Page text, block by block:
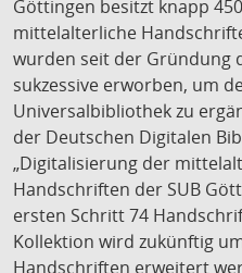
Göttingen besitzt knapp
mittelalterliche
wurden seit der Gründung
sukzessive erworben, um
Universalbibliothek zu
der Deutschen Digitalen
„Digitalisierung der
Handschriften der SUB
ersten Schritt 74
Kollektion wird zukünftig
Handschriften erweitert